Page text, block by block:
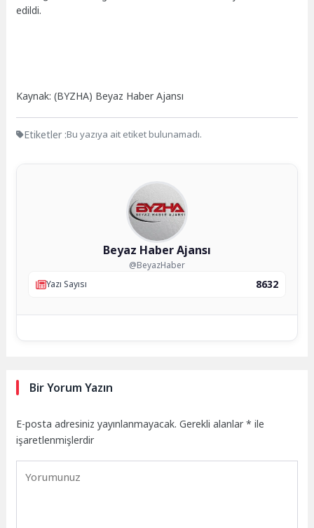
edildi.
Kaynak: (BYZHA) Beyaz Haber Ajansı
Etiketler :Bu yazıya ait etiket bulunamadı.
Beyaz Haber Ajansı
@BeyazHaber
Yazı Sayısı
8632
Bir Yorum Yazın
E-posta adresiniz yayınlanmayacak. Gerekli alanlar* ile
işaretlenmişlerdir